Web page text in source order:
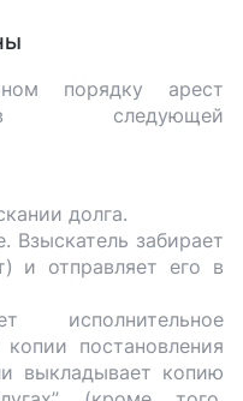
порядку арест
в следующей
долга.
Взыскатель забирает
и отправляет его в
исполнительное
постановления
выкладывает копию